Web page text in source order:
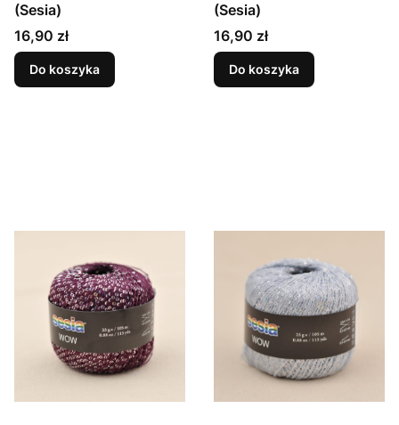
(Sesia)
Cena
16,90 zł
Do koszyka
(Sesia)
Cena
16,90 zł
Do koszyka